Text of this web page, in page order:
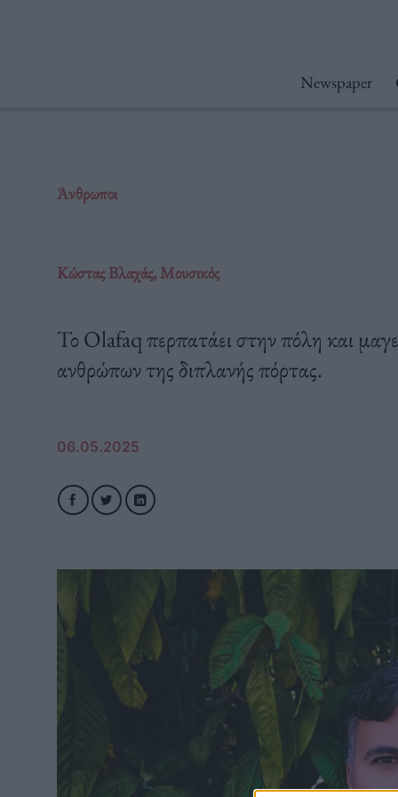
Newspaper
Άνθρωποι
Κώστας Βλαχάς, Μουσικός
Το Olafaq περπατάει στην πόλη και
ανθρώπων της διπλανής πόρτας.
06.05.2025